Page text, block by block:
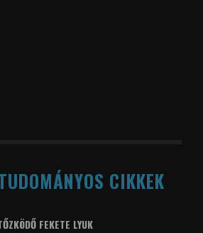
CIKKEK
FEKETE LYUK